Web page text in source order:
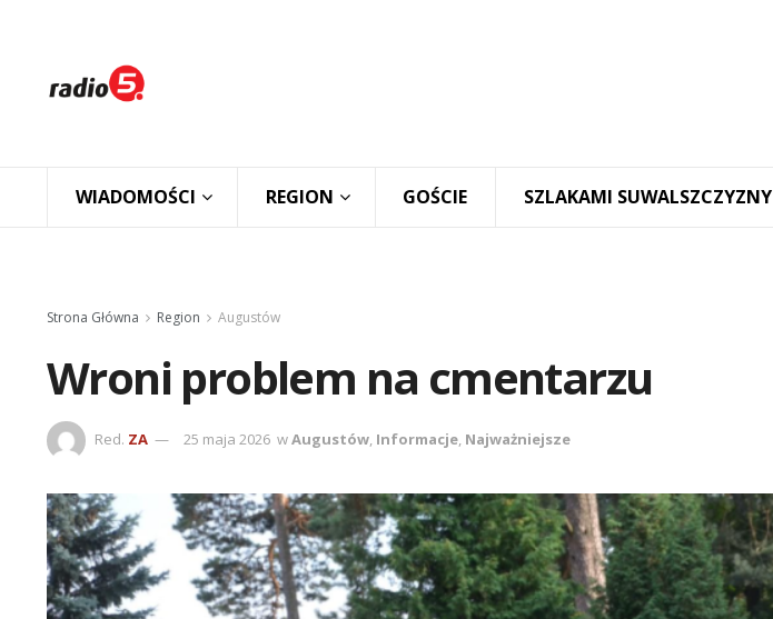
WIADOMOŚCI REGION GOŚCIE SZLAKAMI SUWALSZCZYZNY
Strona Główna Region Augustów
Wroni problem na cmentarzu
Red. ZA 25 maja 2026 wAugustów, Informacje, Najważniejsze